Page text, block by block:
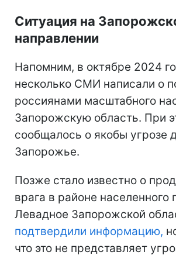
Ситуация на
направлении
Напомним, в октябре 2024
несколько СМИ написали о
россиянами масштабного
Запорожскую область. При
сообщалось о якобы угрозе
Запорожье.
Позже стало известно о
врага в районе населенного
Левадное Запорожской
подтвердили информацию,
что это не представляет